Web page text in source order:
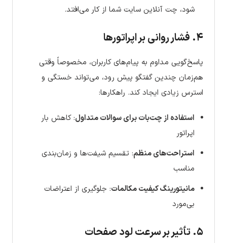
شود، چت آنلاین سایت شما از کار می‌افتد.
۴. فشار روانی بر اپراتورها
پاسخ‌گویی مداوم به پیام‌های کاربران، مخصوصاً وقتی
هم‌زمان چندین گفتگو پیش رود، می‌تواند خستگی و
استرس زیادی ایجاد کند. راهکارها:
استفاده از چت‌بات برای سوالات متداول: کاهش بار
اپراتور
استراحت‌های منظم: تقسیم شیفت‌ها و زمان‌بندی
مناسب
مانیتورینگ کیفیت مکالمات: جلوگیری از اعتراضات
بی‌مورد
۵. تأثیر بر سرعت لود صفحات